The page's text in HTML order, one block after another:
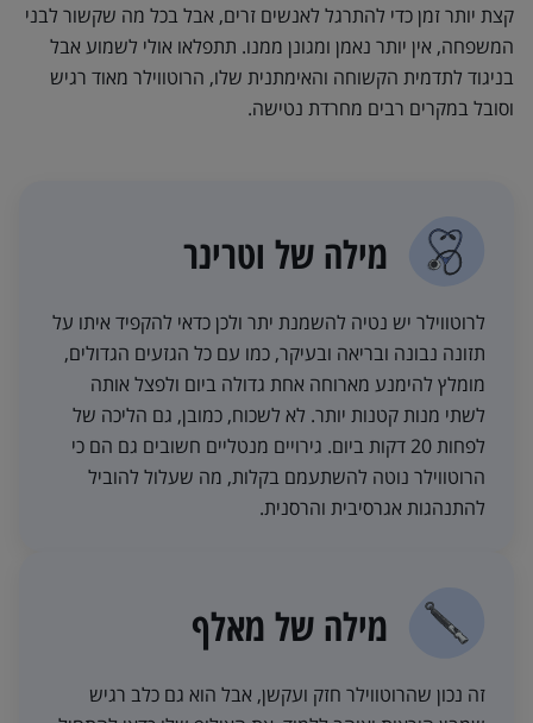
קצת יותר זמן כדי להתרגל לאנשים זרים, אבל בכל מה שקשור לבני
המשפחה, אין יותר נאמן ומגונן ממנו. תתפלאו אולי לשמוע אבל
בניגוד לתדמית הקשוחה והאימתנית שלו, הרוטווילר מאוד רגיש
וסובל במקרים רבים מחרדת נטישה.
מילה של וטרינר
לרוטווילר יש נטיה להשמנת יתר ולכן כדאי להקפיד איתו על
תזונה נבונה ובריאה ובעיקר, כמו עם כל הגזעים הגדולים,
מומלץ להימנע מארוחה אחת גדולה ביום ולפצל אותה
לשתי מנות קטנות יותר. לא לשכוח, כמובן, גם הליכה של
לפחות 20 דקות ביום. גירויים מנטליים חשובים גם הם כי
הרוטווילר נוטה להשתעמם בקלות, מה שעלול להוביל
להתנהגות אגרסיבית והרסנית.
מילה של מאלף
זה נכון שהרוטווילר חזק ועקשן, אבל הוא גם כלב רגיש